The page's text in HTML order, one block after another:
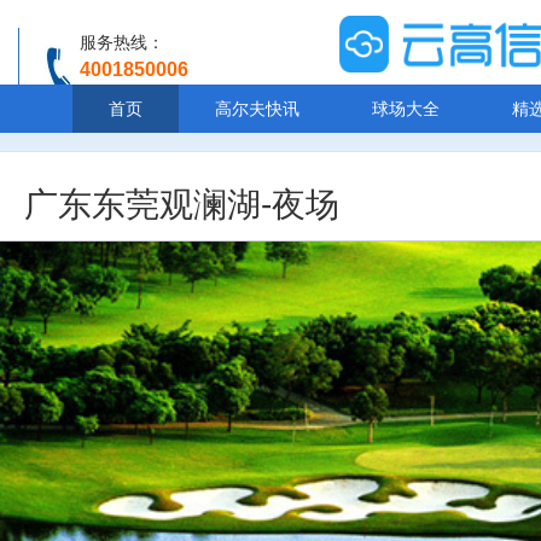
服务热线：
4001850006
首页 高尔夫快讯 球场大全 精
广东东莞观澜湖-夜场